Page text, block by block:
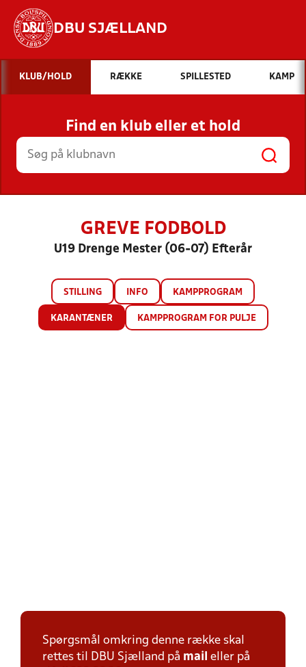
DBU SJÆLLAND
Hvad vil du søge efter?
INDHOLD OG NYHEDER
STILLINGER, RESULTATER, KLUBBER OG
HOLD
KLUB/HOLD RÆKKE SPILLESTED KAMP
Find en klub eller et hold
GREVE FODBOLD
U19 Drenge Mester (06-07) Efterår
STILLING INFO KAMPPROGRAM
KARANTÆNER KAMPPROGRAM FOR PULJE
Spørgsmål omkring denne række skal
rettes til DBU Sjælland på mail eller på